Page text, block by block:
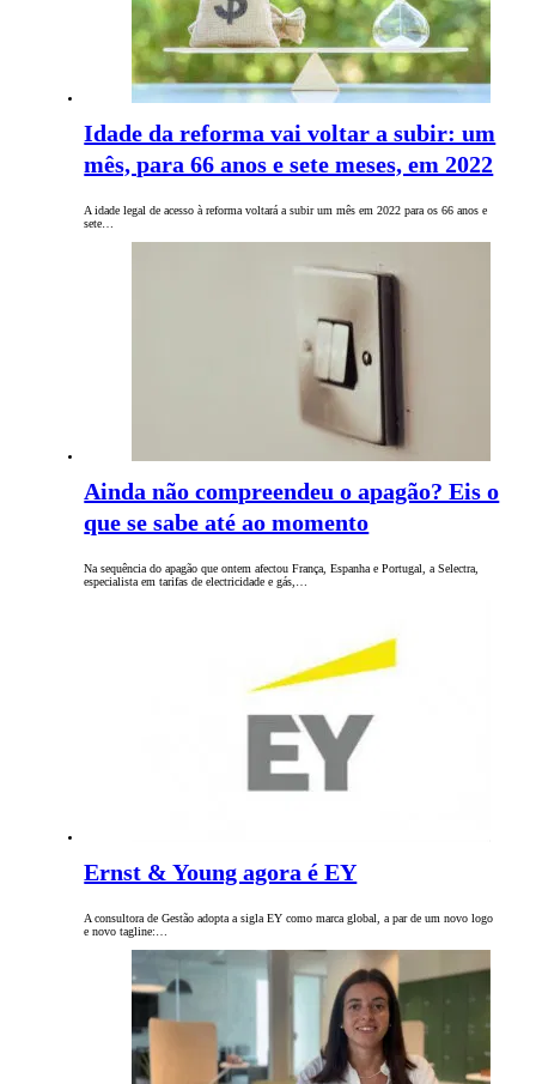
Idade da reforma vai voltar a subir: um
mês, para 66 anos e sete meses, em 2022
A idade legal de acesso à reforma voltará a subir um mês em 2022 para os 66 anos e
sete…
Ainda não compreendeu o apagão? Eis o
que se sabe até ao momento
Na sequência do apagão que ontem afectou França, Espanha e Portugal, a Selectra,
especialista em tarifas de electricidade e gás,…
Ernst & Young agora é EY
A consultora de Gestão adopta a sigla EY como marca global, a par de um novo logo
e novo tagline:…